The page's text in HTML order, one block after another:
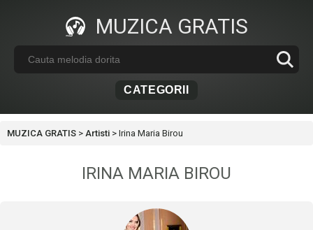
MUZICA GRATIS
CATEGORII
MUZICA GRATIS > Artisti > Irina Maria Birou
IRINA MARIA BIROU